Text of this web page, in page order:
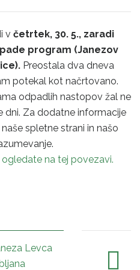
v četrtek, 30. 5., zaradi
program (Janezov
Preostala dva dneva
potekal kot načrtovano.
odpadlih nastopov žal ne
dni. Za dodatne informacije
spletne strani in našo
na tej povezavi.
Levca